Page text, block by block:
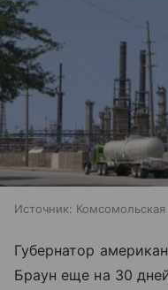
Источник: Комсомольская
Губернатор
Браун еще на 30